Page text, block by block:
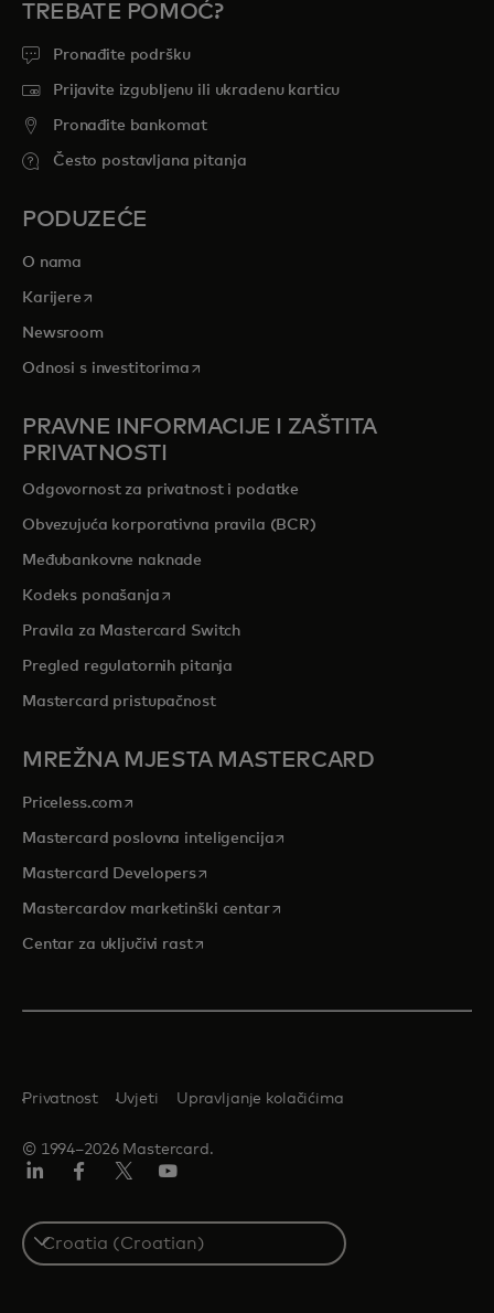
TREBATE POMOĆ?
Pronađite podršku
Prijavite izgubljenu ili ukradenu karticu
Pronađite bankomat
Često postavljana pitanja
PODUZEĆE
O nama
Karijereopens in a new tab
Newsroom
Odnosi s investitorimaopens in a new tab
PRAVNE INFORMACIJE I ZAŠTITA
PRIVATNOSTI
Odgovornost za privatnost i podatke
Obvezujuća korporativna pravila (BCR)
Međubankovne naknade
Kodeks ponašanjaopens in a new tab
Pravila za Mastercard Switch
Pregled regulatornih pitanja
Mastercard pristupačnost
MREŽNA MJESTA MASTERCARD
Priceless.com opens in a new tab
Mastercard poslovna inteligencijaopens in a new tab
Mastercard Developersopens in a new tab
Mastercardov marketinški centaropens in a new tab
Centar za uključivi rastopens in a new tab
© 1994–2026 Mastercard.
Privatnost Uvjeti Upravljanje kolačićima
Select
a
country